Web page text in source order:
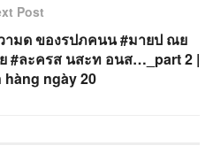
Post
ามด ของรปภคนน #มายป ณย
#ละครส นสะท อนส…_part 2 |
ngày 20